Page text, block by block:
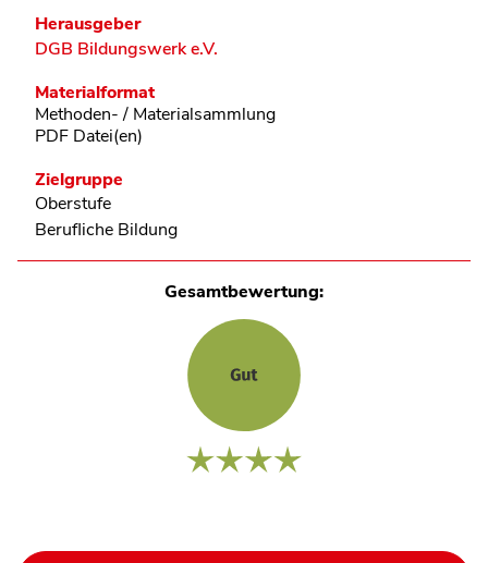
Herausgeber
DGB Bildungswerk e.V.
Materialformat
Methoden- / Materialsammlung
PDF Datei(en)
Zielgruppe
Oberstufe
Berufliche Bildung
Gesamtbewertung: